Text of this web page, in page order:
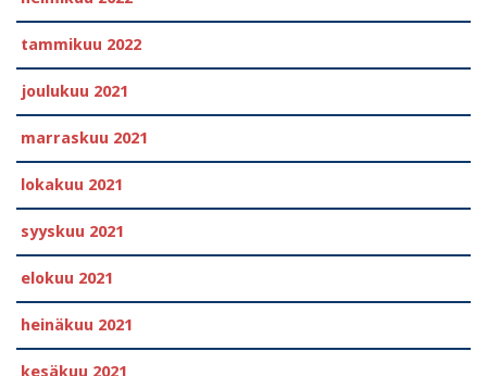
tammikuu 2022
joulukuu 2021
marraskuu 2021
lokakuu 2021
syyskuu 2021
elokuu 2021
heinäkuu 2021
kesäkuu 2021